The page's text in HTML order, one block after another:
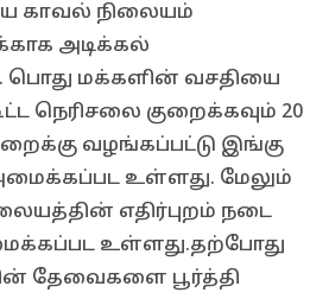
காவல் நிலையம்
அடிக்கல்
பொது மக்களின் வசதியை
நெரிசலை குறைக்கவும் 20
வழங்கப்பட்டு இங்கு
உள்ளது. மேலும்
எதிர்புறம் நடை
உள்ளது.தற்போது
தேவைகளை பூர்த்தி